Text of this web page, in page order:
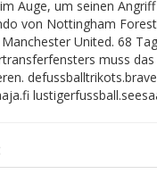
Auge, um seinen
von Nottingham
United. 68
muss